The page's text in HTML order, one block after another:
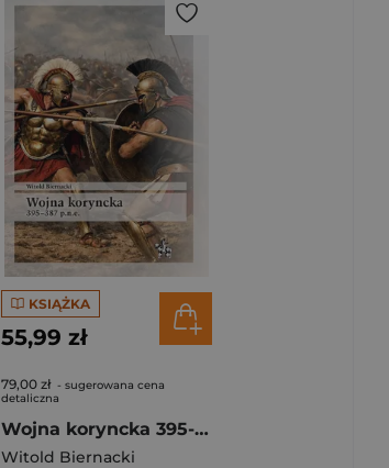
KSIĄŻKA
55,99 zł
79,00 zł - sugerowana cena
detaliczna
Wojna koryncka 395-387 p.n.e.
Witold Biernacki